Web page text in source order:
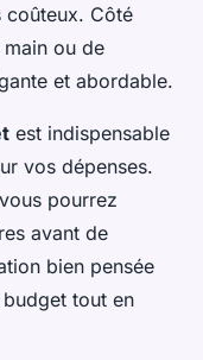
coûteux. Côté
ou de
et abordable.
est indispensable
vos dépenses.
pourrez
avant de
bien pensée
tout en